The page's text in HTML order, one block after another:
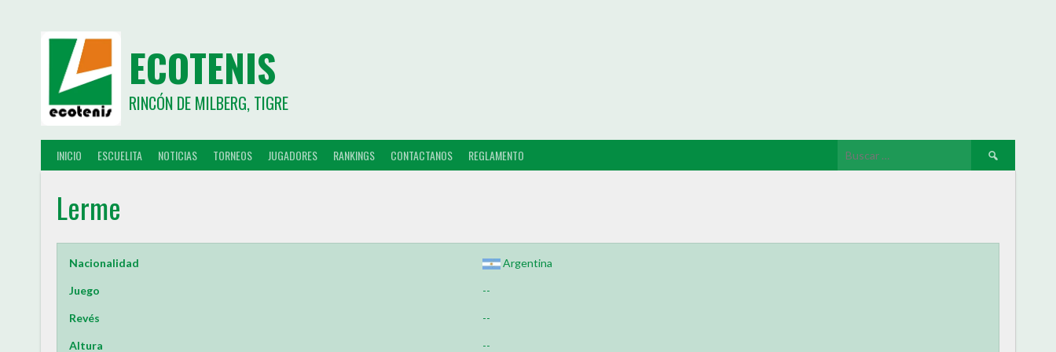
ECOTENIS
RINCÓN DE MILBERG, TIGRE
INICIO ESCUELITA NOTICIAS TORNEOS JUGADORES RANKINGS CONTACTANOS REGLAMENTO
Lerme
Nacionalidad Argentina
Juego --
Revés --
Altura --